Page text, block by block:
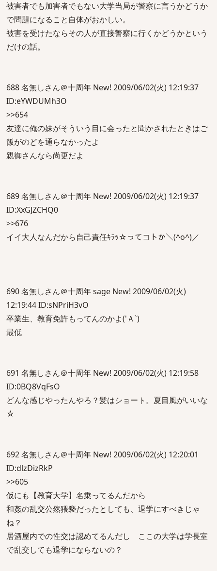
被害者でも加害者でもない大学当局が警察に言うかどうか
で問題になること自体がおかしい。
被害を受けたならその人が直接警察に行くかどうかという
だけの話。
688 名無しさん＠十周年 New! 2009/06/02(火) 12:19:37
ID:eYWDUMh3O
>>654
友達に俺の妹がそういう目に会ったと聞かされたときはご
飯がのどを通らなかったよ
親御さんなら尚更だよ
689 名無しさん＠十周年 New! 2009/06/02(火) 12:19:37
ID:XxGJZCHQ0
>>676
イイ大人なんだから自己責任ｷﾗｯ☆ってコトか＼(^o^)／
690 名無しさん＠十周年 sage New! 2009/06/02(火)
12:19:44 ID:sNPriH3vO
卒業生、教育免許もってんのかよ('Ａ`)
最低
691 名無しさん＠十周年 New! 2009/06/02(火) 12:19:58
ID:0BQ8VqFsO
どんな感じやったんやろ？髪はショート。夏目風がいいな
☆
692 名無しさん＠十周年 New! 2009/06/02(火) 12:20:01
ID:dlzDizRkP
>>605
仮にも【教育大学】名乗ってるんだから
和姦の乱交公然猥褻だったとしても、退学にすべきじゃ
ね？
居酒屋内での性交は認めてるんだし ここの大学は学長室
で乱交しても退学にならないの？